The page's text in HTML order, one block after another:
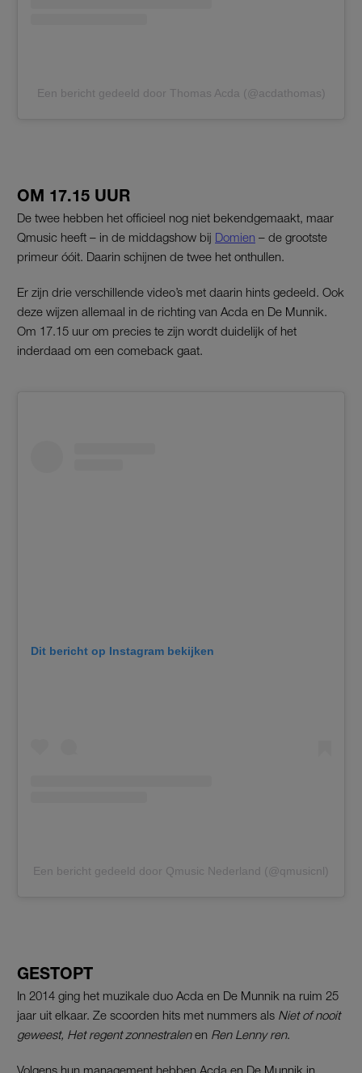
Een bericht gedeeld door Thomas Acda (@acdathomas)
OM 17.15 UUR
De twee hebben het officieel nog niet bekendgemaakt, maar
Qmusic heeft – in de middagshow bij Domien – de grootste
primeur óóit. Daarin schijnen de twee het onthullen.
Er zijn drie verschillende video’s met daarin hints gedeeld. Ook
deze wijzen allemaal in de richting van Acda en De Munnik.
Om 17.15 uur om precies te zijn wordt duidelijk of het
inderdaad om een comeback gaat.
Dit bericht op Instagram bekijken
Een bericht gedeeld door Qmusic Nederland (@qmusicnl)
GESTOPT
In 2014 ging het muzikale duo Acda en De Munnik na ruim 25
jaar uit elkaar. Ze scoorden hits met nummers als Niet of nooit
geweest, Het regent zonnestralenen Ren Lenny ren.
Volgens hun management hebben Acda en De Munnik in